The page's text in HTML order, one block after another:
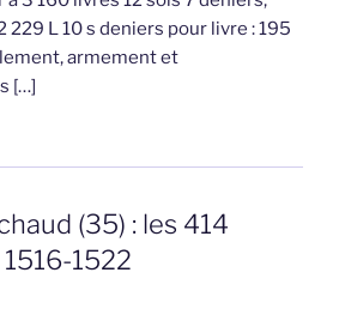
229 L 10 s deniers pour livre : 195
armement et
[…]
(35) : les 414
1522